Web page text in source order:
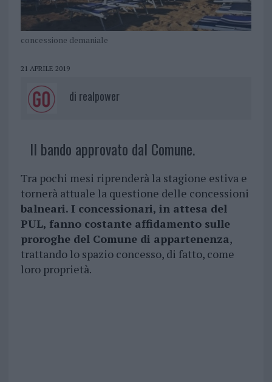
concessione demaniale
21 APRILE 2019
di realpower
Il bando approvato dal Comune.
Tra pochi mesi riprenderà la stagione estiva e
tornerà attuale la questione delle concessioni
balneari. I concessionari, in attesa del
PUL, fanno costante affidamento sulle
proroghe del Comune di appartenenza,
trattando lo spazio concesso, di fatto, come
loro proprietà.